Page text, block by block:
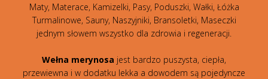
Maty, Materace, Kamizelki, Pasy, Poduszki, Wałki, Łóżka
Turmalinowe, Sauny, Naszyjniki, Bransoletki, Maseczki
jednym słowem wszystko dla zdrowia i regeneracji.
Wełna merynosa jest bardzo puszysta, ciepła,
przewiewna i w dodatku lekka a dowodem są pojedyncze